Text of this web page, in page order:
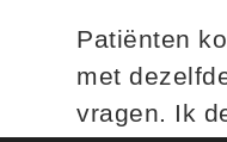
Patiënten
met
vragen. Ik